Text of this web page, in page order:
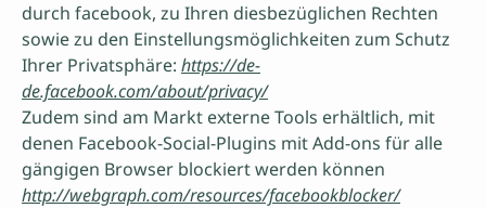
durch facebook, zu Ihren diesbezüglichen Rechten
sowie zu den Einstellungsmöglichkeiten zum Schutz
Ihrer Privatsphäre: https://de-
de.facebook.com/about/privacy/
Zudem sind am Markt externe Tools erhältlich, mit
denen Facebook-Social-Plugins mit Add-ons für alle
gängigen Browser blockiert werden können
http://webgraph.com/resources/facebookblocker/